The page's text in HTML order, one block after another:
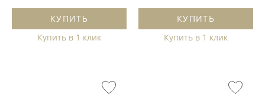
КУПИТЬ
Купить в 1 клик
КУПИТЬ
Купить в 1 клик